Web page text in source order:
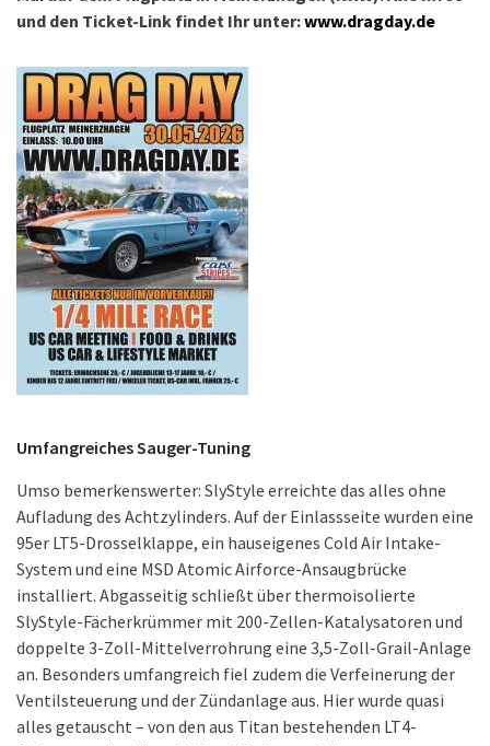
Umfangreiches Sauger-Tuning
Umso bemerkenswerter: SlyStyle erreichte das alles ohne
95er LT5-Drosselklappe, ein hauseigenes Cold Air Intake-
System und eine MSD Atomic Airforce-Ansaugbrücke
installiert. Abgasseitig schließt über thermoisolierte
SlyStyle-Fächerkrümmer mit 200-Zellen-Katalysatoren und
doppelte 3-Zoll-Mittelverrohrung eine 3,5-Zoll-Grail-Anlage
an. Besonders umfangreich fiel zudem die Verfeinerung der
Ventilsteuerung und der Zündanlage aus. Hier wurde quasi
alles getauscht – von den aus Titan bestehenden LT4-
Einlassventilen über die Ventilfedern, gehärtete
Stößelstangen und Lifter bis hin zur SlyStyle-Race-